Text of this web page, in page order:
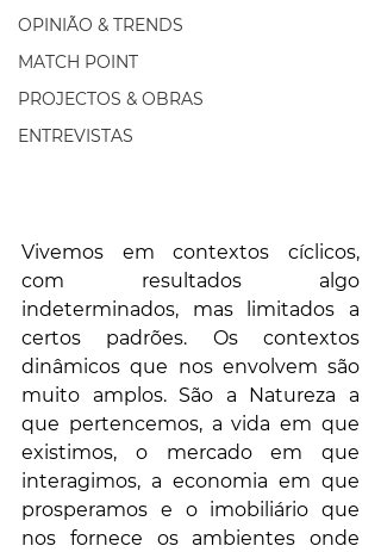
OPINIÃO & TRENDS
MATCH POINT
PROJECTOS & OBRAS
ENTREVISTAS
Vivemos em contextos cíclicos,
com resultados algo
indeterminados, mas limitados a
certos padrões. Os contextos
dinâmicos que nos envolvem são
muito amplos. São a Natureza a
que pertencemos, a vida em que
existimos, o mercado em que
interagimos, a economia em que
prosperamos e o imobiliário que
nos fornece os ambientes onde